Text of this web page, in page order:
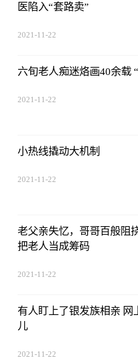
医陷入“套路卖”
2021-11-22
2021-11-22
小热线撬动大机制
2021-11-22
老父亲失忆，哥哥百般阻
把老人当成筹码
2021-11-22
有人盯上了银发族相亲 网
儿
2021-11-22